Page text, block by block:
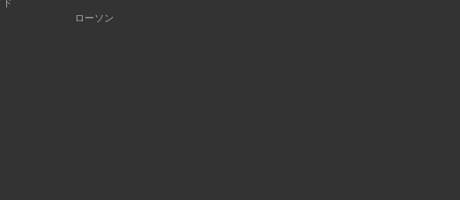
ド
ローソン